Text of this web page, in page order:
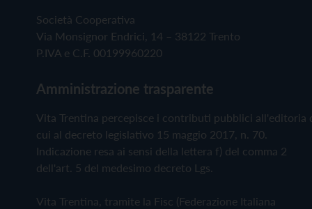
Società Cooperativa
Via Monsignor Endrici, 14 – 38122 Trento
P.IVA e C.F. 00199960220
Amministrazione trasparente
Vita Trentina percepisce i contributi pubblici all'editoria
cui al decreto legislativo 15 maggio 2017, n. 70.
Indicazione resa ai sensi della lettera f) del comma 2
dell'art. 5 del medesimo decreto Lgs.
Vita Trentina, tramite la Fisc (Federazione Italiana